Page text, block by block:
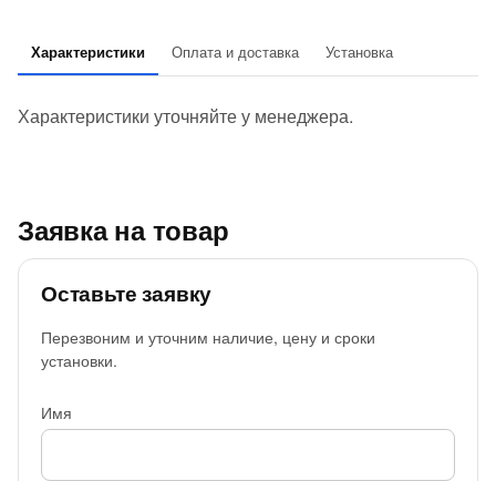
Характеристики Оплата и доставка Установка
Характеристики уточняйте у менеджера.
Заявка на товар
Оставьте заявку
Перезвоним и уточним наличие, цену и сроки
установки.
Имя